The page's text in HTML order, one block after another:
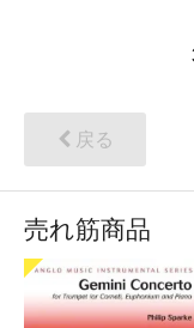
戻る
売れ筋商品